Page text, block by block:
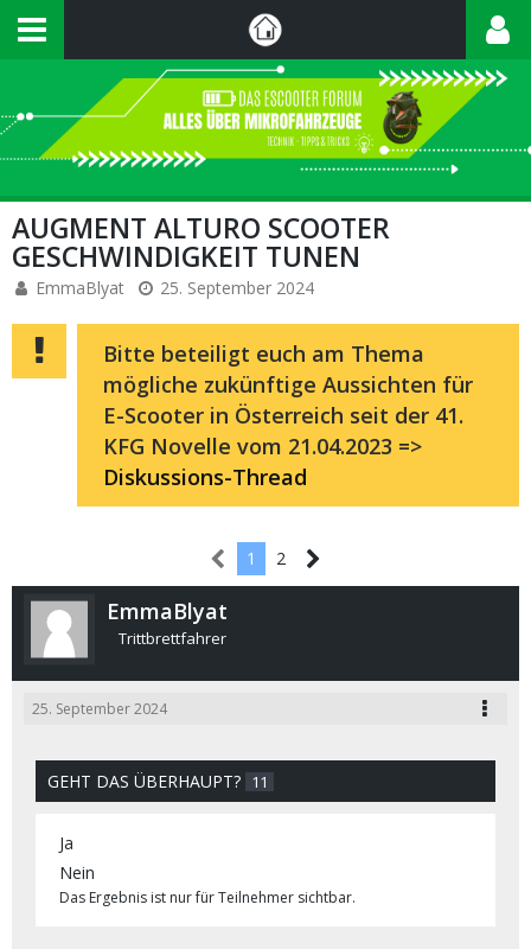
AUGMENT ALTURO SCOOTER
GESCHWINDIGKEIT TUNEN
EmmaBlyat 25. September 2024
Bitte beteiligt euch am Thema
mögliche zukünftige Aussichten für
E-Scooter in Österreich seit der 41.
KFG Novelle vom 21.04.2023 =>
Diskussions-Thread
1 2
EmmaBlyat
Trittbrettfahrer
25. September 2024
GEHT DAS ÜBERHAUPT? 11
Ja
Nein
Das Ergebnis ist nur für Teilnehmer sichtbar.